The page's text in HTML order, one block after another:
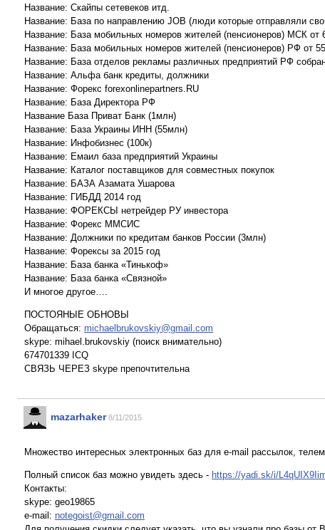
Название: Скайпы сетевеков итд.
Название: База по направлению JOB (люди которые отправляли
Название: База мобильных номеров жителей (пенсионеров) МСК от
Название: База мобильных номеров жителей (пенсионеров) РФ от
Название: База отделов рекламы различных предприятий РФ
Название: Альфа банк кредиты, должники
Название: Форекс forexonlinepartners.RU
Название: База Директора РФ
Название База Приват Банк (1млн)
Название: База Украины ИНН (55млн)
Название: Инфобизнес (100к)
Название: Емаил база предприятий Украины
Название: Каталог поставщиков для совместных покупок
Название: БАЗА Азамата Ушарова
Название: ГИБДД 2014 год
Название: ФОРЕКСЫ нетрейдер РУ инвестора
Название: Форекс ММСИС
Название: Должники по кредитам банков России (3млн)
Название: Форексы за 2015 год
Название: База банка «Тинькоф»
Название: База банка «Связной»
И многое другое….
ПОСТОЯНЫЕ ОБНОВЫ
Обращаться: michaelbrukovskiy@gmail.com
skype: mihael.brukovskiy (поиск внимательно)
674701339 ICQ
СВЯЗЬ ЧЕРЕЗ skype препочтительна
mazarhaker 8/11/2015
Множество интересных электронных баз для e-mail рассылок,
Полный список баз можно увидеть здесь - https://yadi.sk/i/
Контакты:
skype: geo19865
e-mail: notegoist@gmail.com